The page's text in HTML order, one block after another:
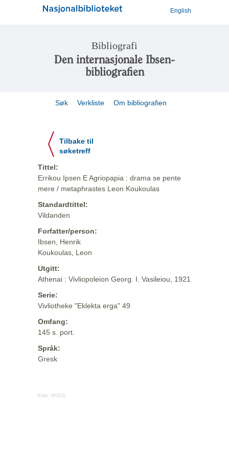
English
Bibliografi
Den internasjonale Ibsen-
bibliografien
Søk Verkliste Om bibliografien
Tilbake til
søketreff
Tittel:
Errikou Ipsen E Agriopapia : drama se pente
mere / metaphrastes Leon Koukoulas
Standardtittel:
Vildanden
Forfatter/person:
Ibsen, Henrik
Koukoulas, Leon
Utgitt:
Athenai : Vivliopoleion Georg. I. Vasileiou, 1921
Serie:
Vivliotheke "Eklekta erga" 49
Omfang:
145 s. port.
Språk:
Gresk
Kilde: MODS